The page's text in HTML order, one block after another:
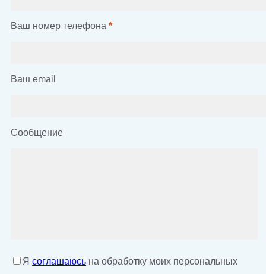
Ваш номер телефона *
Ваш email
Сообщение
Я соглашаюсь на обработку моих персональных